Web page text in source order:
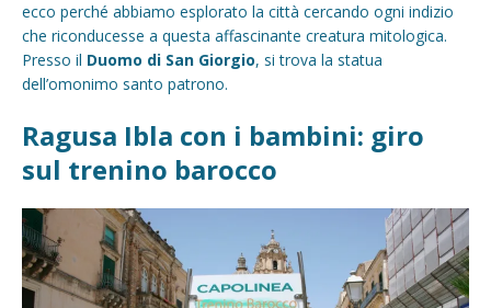
ecco perché abbiamo esplorato la città cercando ogni indizio
che riconducesse a questa affascinante creatura mitologica.
Presso il Duomo di San Giorgio, si trova la statua
dell’omonimo santo patrono.
Ragusa Ibla con i bambini: giro
sul trenino barocco